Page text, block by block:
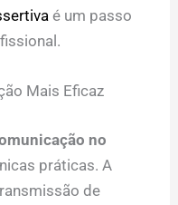
é um passo
Mais Eficaz
no
práticas. A
de